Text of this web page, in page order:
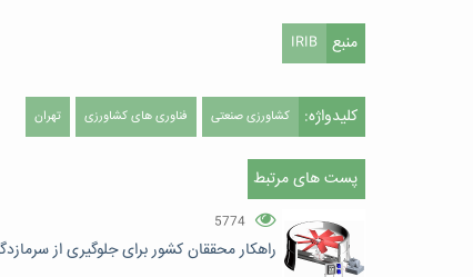
منبع IRIB
کلیدواژه: کشاورزی صنعتی فناوری های کشاورزی تهران
پست های مرتبط
5774
راهکار محققان کشور برای جلوگیری از